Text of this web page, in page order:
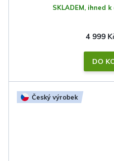
SKLADEM, ihned
4 999
DO
Český výrobek